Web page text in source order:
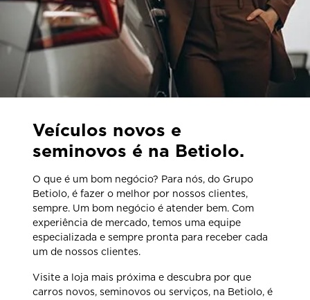
Veículos novos e
seminovos é na Betiolo.
O que é um bom negócio? Para nós, do Grupo
Betiolo, é fazer o melhor por nossos clientes,
sempre. Um bom negócio é atender bem. Com
experiência de mercado, temos uma equipe
especializada e sempre pronta para receber cada
um de nossos clientes.
Visite a loja mais próxima e descubra por que
carros novos, seminovos ou serviços, na Betiolo, é